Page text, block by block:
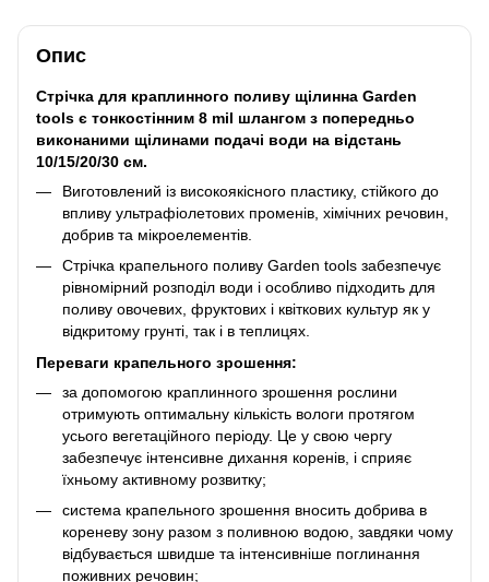
Опис
Стрічка для краплинного поливу щілинна Garden
tools є тонкостінним 8 mil шлангом з попередньо
виконаними щілинами подачі води на відстань
10/15/20/30 см.
Виготовлений із високоякісного пластику, стійкого до
впливу ультрафіолетових променів, хімічних речовин,
добрив та мікроелементів.
Стрічка крапельного поливу Garden tools забезпечує
рівномірний розподіл води і особливо підходить для
поливу овочевих, фруктових і квіткових культур як у
відкритому грунті, так і в теплицях.
Переваги крапельного зрошення:
за допомогою краплинного зрошення рослини
отримують оптимальну кількість вологи протягом
усього вегетаційного періоду. Це у свою чергу
забезпечує інтенсивне дихання коренів, і сприяє
їхньому активному розвитку;
система крапельного зрошення вносить добрива в
кореневу зону разом з поливною водою, завдяки чому
відбувається швидше та інтенсивніше поглинання
поживних речовин;